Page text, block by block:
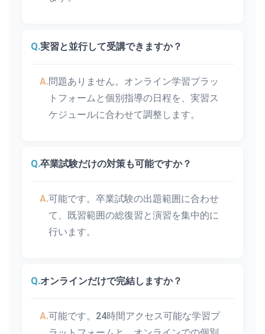
Q.実習と並行して受講できますか？
A.問題ありません。オンライン学習プラッ
トフォームと個別指導の日程を、実習ス
ケジュールに合わせて調整します。
Q.卒業試験だけの対策も可能ですか？
A.可能です。卒業試験の出題範囲に合わせ
て、既習範囲の総復習と演習を集中的に
行います。
Q.オンラインだけで完結しますか？
A.可能です。24時間アクセス可能な学習プ